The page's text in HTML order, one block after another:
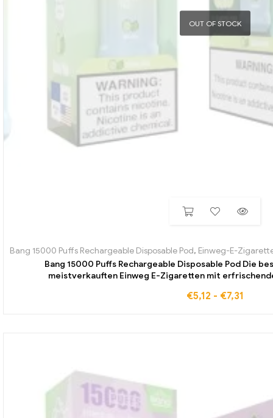
OUT OF STOCK
Bang 15000 Puffs Rechargeable Disposable Pod, Einweg-E-
Bang 15000 Puffs Rechargeable Disposable Pod Die
meistverkauften Einweg E-Zigaretten mit
€5,12 - €7,31